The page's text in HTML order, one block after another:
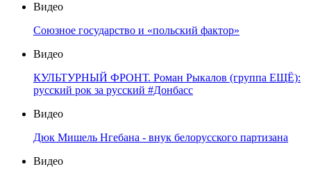
Видео
Союзное государство и «польский фактор»
Видео
КУЛЬТУРНЫЙ ФРОНТ. Роман Рыкалов (группа ЕЩЁ):
русский рок за русский #Донбасс
Видео
Дюк Мишель Нгебана - внук белорусского партизана
Видео